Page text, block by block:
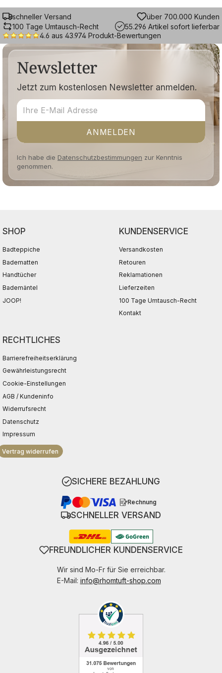
schneller Versand
über 700.000 Kunden
100 Tage Umtausch-Recht
55.296 Artikel sofort lieferbar
4.6 aus 43.974 Produkt-Bewertungen
Newsletter
Jetzt zum kostenlosen Newsletter anmelden.
ANMELDEN
Ich habe die Datenschutzbestimmungen zur Kenntnis
genommen.
SHOP
Badteppiche
Badematten
Handtücher
Bademäntel
JOOP!
KUNDENSERVICE
Versandkosten
Retouren
Reklamationen
Lieferzeiten
100 Tage Umtausch-Recht
Kontakt
RECHTLICHES
Barrierefreiheitserklärung
Gewährleistungsrecht
Cookie-Einstellungen
AGB / Kundeninfo
Widerrufsrecht
Datenschutz
Impressum
Vertrag widerrufen
SICHERE BEZAHLUNG
Rechnung
SCHNELLER VERSAND
FREUNDLICHER KUNDENSERVICE
Wir sind Mo-Fr für Sie erreichbar.
E-Mail: info@rhomtuft-shop.com